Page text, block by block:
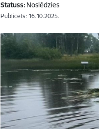
Statuss: Noslēdzies
Publicēts: 16.10.2025.